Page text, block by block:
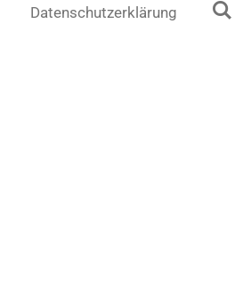
Datenschutzerklärung